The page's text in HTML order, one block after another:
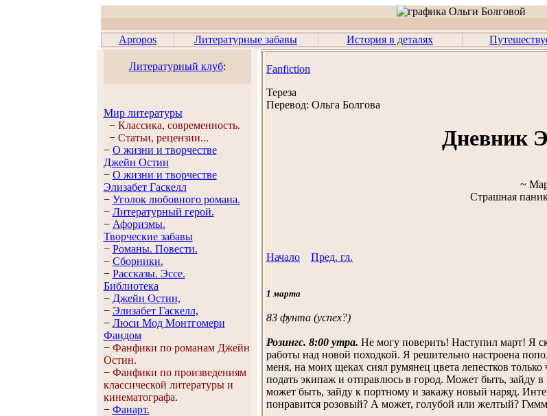
Apropos Литературные забавы История в деталях
Литературный клуб:
Мир литературы
− Классика, современность.
− Статьи, рецензии...
− О жизни и творчестве
Джейн Остин
− О жизни и творчестве
Элизабет Гaскелл
− Уголок любовного романа.
− Литературный герой.
− Афоризмы.
Творческие забавы
− Романы. Повести.
− Сборники.
− Рассказы. Эссe.
Библиотека
− Джейн Остин,
− Элизабет Гaскелл,
− Люси Мод Монтгомери
Фандом
− Фанфики по романам Джейн
Остин.
− Фанфики по произведениям
классической литературы и
кинематографа.
− Фанарт.
Fanfiction
Тереза
Перевод: Ольга Болгова
Дневник
~
Страшная
Начало Пред. гл.
1 марта
83 фунта (успех?)
Розингс. 8:00 утра. Не могу поверить! Наступил март! Я
работы над новой походкой. Я решительно настроена
меня, на моих щеках сиял румянец цвета лепестков
подать экипаж и отправлюсь в город. Может быть, зайду
может быть, зайду к портному и закажу новый наряд.
понравится розовый? А может, голубой или желтый?